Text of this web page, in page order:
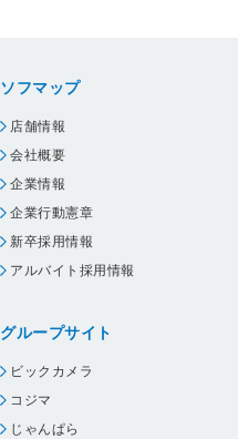
ソフマップ
店舗情報
会社概要
企業情報
企業行動憲章
新卒採用情報
アルバイト採用情報
グループサイト
ビックカメラ
コジマ
じゃんぱら